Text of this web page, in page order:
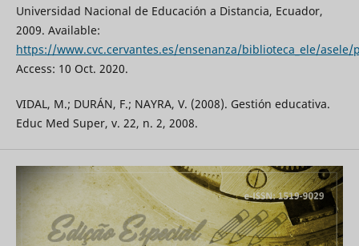
Universidad Nacional de Educación a Distancia, Ecuador,
2009. Available:
https://www.cvc.cervantes.es/ensenanza/biblioteca_ele/asele/
Access: 10 Oct. 2020.
VIDAL, M.; DURÁN, F.; NAYRA, V. (2008). Gestión educativa.
Educ Med Super, v. 22, n. 2, 2008.